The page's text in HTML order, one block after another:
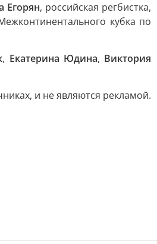
Егорян, российская регбистка,
кубка по
, Екатерина Юдина, Виктория
и не являются рекламой.